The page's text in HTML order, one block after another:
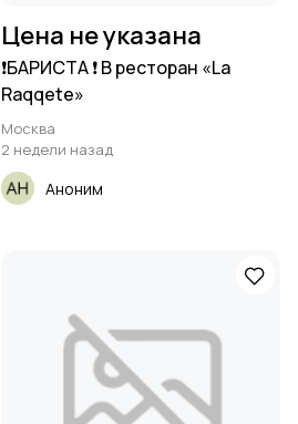
Цена не указана
❗️БАРИСТА ❗️ В ресторан «La
Raqqete»
Москва
2 недели назад
Аноним